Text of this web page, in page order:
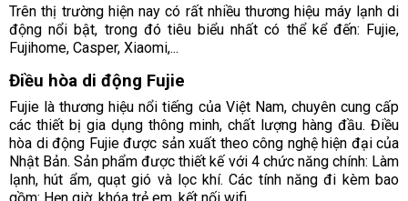
Trên thị trường hiện nay có rất nhiều thương hiệu máy lạnh di
động nổi bật, trong đó tiêu biểu nhất có thể kể đến: Fujie,
Fujihome, Casper, Xiaomi,...
Điều hòa di động Fujie
Fujie là thương hiệu nổi tiếng của Việt Nam, chuyên cung cấp
các thiết bị gia dụng thông minh, chất lượng hàng đầu. Điều
hòa di động Fujie được sản xuất theo công nghệ hiện đại của
Nhật Bản. Sản phẩm được thiết kế với 4 chức năng chính: Làm
lạnh, hút ẩm, quạt gió và lọc khí. Các tính năng đi kèm bao